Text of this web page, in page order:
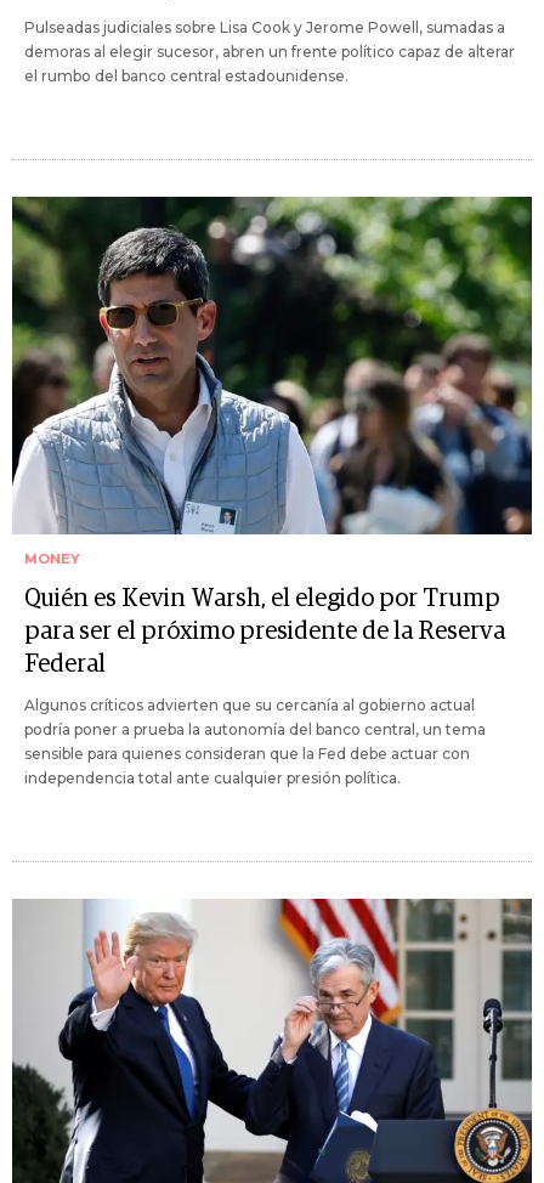
Pulseadas judiciales sobre Lisa Cook y Jerome Powell, sumadas a
demoras al elegir sucesor, abren un frente político capaz de alterar
el rumbo del banco central estadounidense.
MONEY
Quién es Kevin Warsh, el elegido por Trump
para ser el próximo presidente de la Reserva
Federal
Algunos críticos advierten que su cercanía al gobierno actual
podría poner a prueba la autonomía del banco central, un tema
sensible para quienes consideran que la Fed debe actuar con
independencia total ante cualquier presión política.